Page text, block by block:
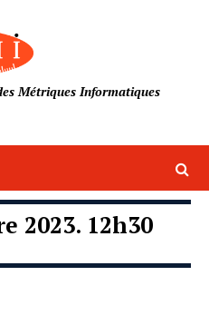
Métriques Informatiques
2023. 12h30